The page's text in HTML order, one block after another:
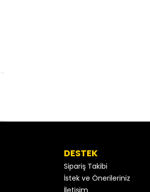
DESTEK
Sipariş Takibi
İstek ve Önerileriniz